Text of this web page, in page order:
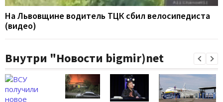
На Львовщине водитель ТЦК сбил велосипедиста
(видео)
Внутри "Новости bigmir)net